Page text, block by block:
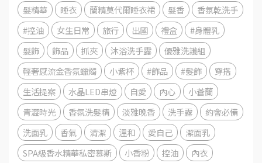
髮精華
睡衣 蘭精莫代爾睡衣裙 髮香
香氛乾洗手
#控油
女生日常 旅行 出國 禮盒
#身體乳
髮飾
飾品 抓夾 沐浴洗手露
優雅洗護組
輕奢感流金香氛蠟燭
小紫杯 #飾品 #髮飾
穿搭
生活提案
水晶LED串燈 自愛 內心
小蒼蘭
青澀時光
香氛洗髮精 淡雅晚香 洗手露
約會必備
洗面乳
香氣 清潔 溫和 愛自己
潔面乳
SPA級香水精華私密慕斯
小香粉 控油
內衣